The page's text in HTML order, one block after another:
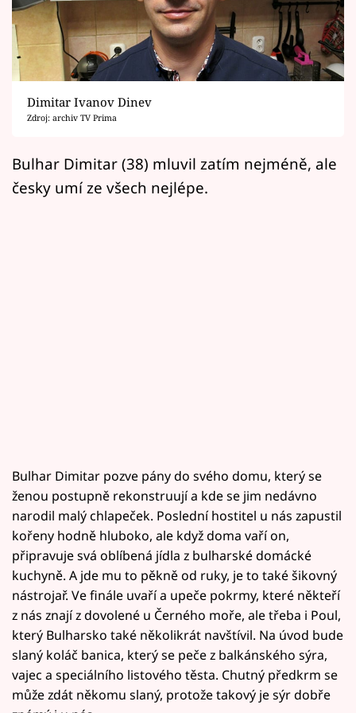
Sledujte prima+
Filmový festival Karlovy Vary
Pořady
Mámy sobě
Dimitar Ivanov Dinev
Zdroj: archiv TV Prima
Bulhar Dimitar (38) mluvil zatím nejméně, ale
česky umí ze všech nejlépe.
Bulhar Dimitar pozve pány do svého domu, který se
ženou postupně rekonstruují a kde se jim nedávno
narodil malý chlapeček. Poslední hostitel u nás zapustil
kořeny hodně hluboko, ale když doma vaří on,
připravuje svá oblíbená jídla z bulharské domácké
kuchyně. A jde mu to pěkně od ruky, je to také šikovný
nástrojař. Ve finále uvaří a upeče pokrmy, které někteří
z nás znají z dovolené u Černého moře, ale třeba i Poul,
který Bulharsko také několikrát navštívil. Na úvod bude
slaný koláč banica, který se peče z balkánského sýra,
vajec a speciálního listového těsta. Chutný předkrm se
může zdát někomu slaný, protože takový je sýr dobře